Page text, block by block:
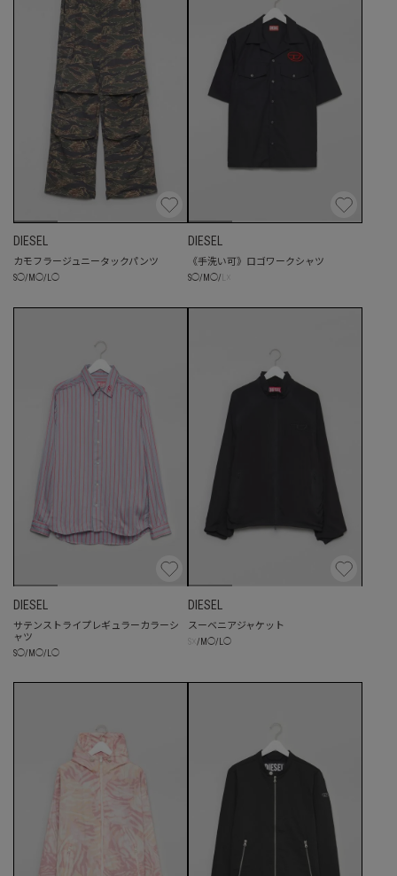
DIESEL
カモフラージュニータックパンツ
S◯/ M ◯/ ◯
DIESEL
《手洗い可》ロゴワークシャツ
S◯/ M ◯/
DIESEL
サテンストライプレギュラーカラーシ
ャツ
S◯/ M ◯/ ◯
DIESEL
スーベニアジャケット
/ M ◯/ L◯